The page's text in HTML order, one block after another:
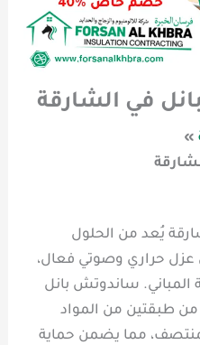
في الشارقة
يُعد من الحلول
عزل حراري وصوتي فعال،
المباني. ساندوتش بانل
من طبقتين من المواد
مما يضمن حماية